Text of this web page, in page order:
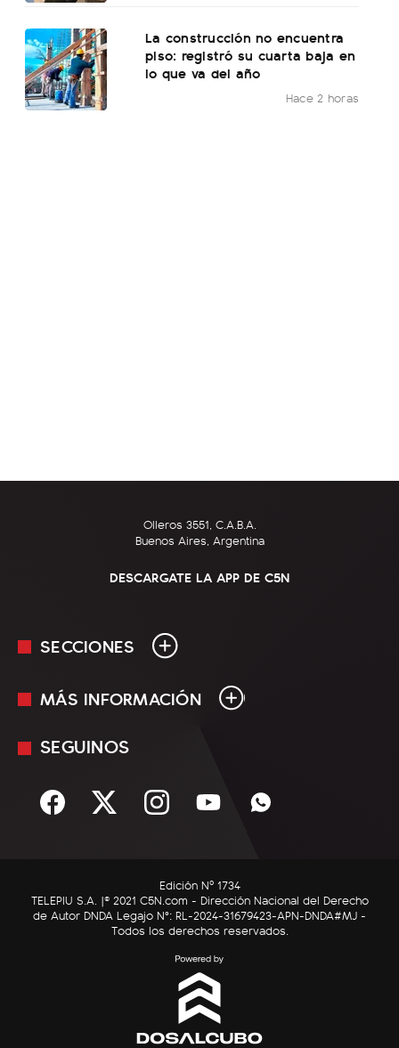
La construcción no encuentra
piso: registró su cuarta baja en
lo que va del año
Hace 2 horas
Olleros 3551, C.A.B.A.
Buenos Aires, Argentina
DESCARGATE LA APP DE C5N
SECCIONES
En Vivo
Sociedad
C5N Autos
RatingCero
MÁS INFORMACIÓN
Mediakit
Términos y condiciones
SEGUINOS
Edición Nº 1734
TELEPIU S.A. |© 2021 C5N.com - Dirección Nacional del Derecho
de Autor DNDA Legajo N°: RL-2024-31679423-APN-DNDA#MJ -
Todos los derechos reservados.